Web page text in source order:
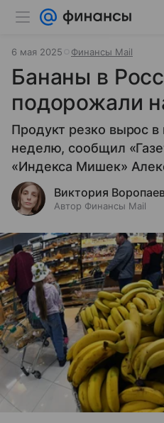
6 мая 2025 Финансы Mail
Бананы в
подорожали
Продукт резко вырос
неделю, сообщил
«Индекса Мишек»
Виктория
Автор Финансы Mail